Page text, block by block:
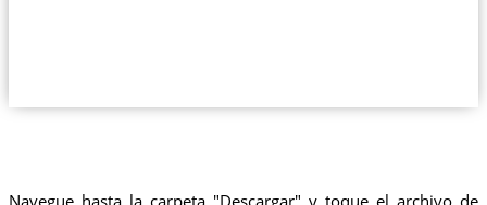
Navegue hasta la carpeta "Descargar" y toque el archivo de